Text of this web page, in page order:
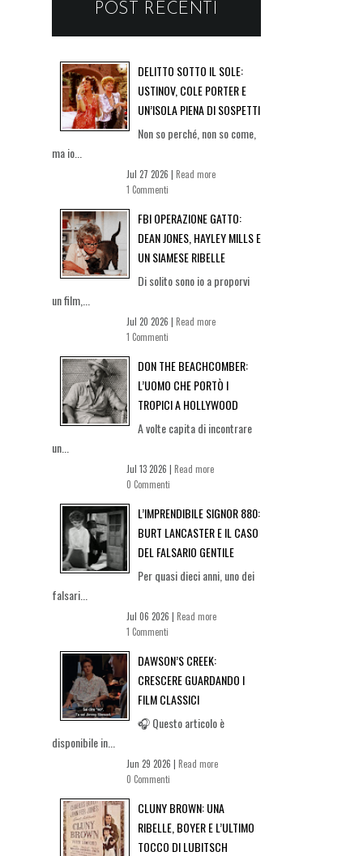
POST RECENTI
DELITTO SOTTO IL SOLE:
USTINOV, COLE PORTER E
UN’ISOLA PIENA DI SOSPETTI
Non so perché, non so come,
ma io...
Jul 27 2026 | Read more
1 Commenti
FBI OPERAZIONE GATTO:
DEAN JONES, HAYLEY MILLS E
UN SIAMESE RIBELLE
Di solito sono io a proporvi
un film,...
Jul 20 2026 | Read more
1 Commenti
DON THE BEACHCOMBER:
L’UOMO CHE PORTÒ I
TROPICI A HOLLYWOOD
A volte capita di incontrare
un...
Jul 13 2026 | Read more
0 Commenti
L’IMPRENDIBILE SIGNOR 880:
BURT LANCASTER E IL CASO
DEL FALSARIO GENTILE
Per quasi dieci anni, uno dei
falsari...
Jul 06 2026 | Read more
1 Commenti
DAWSON’S CREEK:
CRESCERE GUARDANDO I
FILM CLASSICI
🎧 Questo articolo è
disponibile in...
Jun 29 2026 | Read more
0 Commenti
CLUNY BROWN: UNA
RIBELLE, BOYER E L’ULTIMO
TOCCO DI LUBITSCH